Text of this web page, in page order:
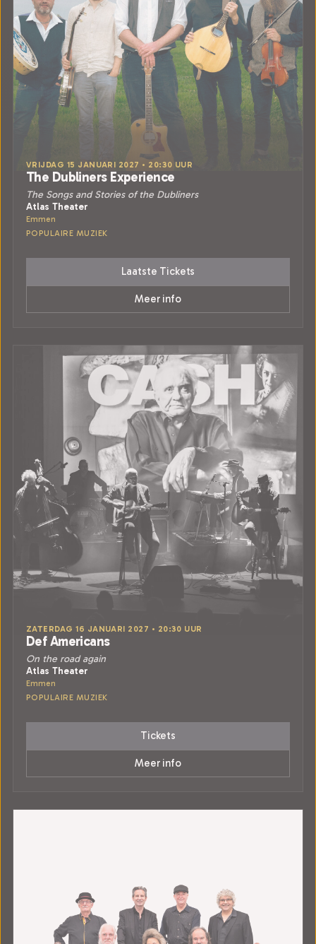
VRIJDAG 15 JANUARI 2027 • 20:30 UUR
The Dubliners Experience
The Songs and Stories of the Dubliners
Atlas Theater
Emmen
POPULAIRE MUZIEK
Laatste Tickets
Meer info
ZATERDAG 16 JANUARI 2027 • 20:30 UUR
Def Americans
On the road again
Atlas Theater
Emmen
POPULAIRE MUZIEK
Tickets
Meer info